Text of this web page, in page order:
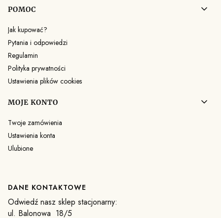
POMOC
Jak kupować?
Pytania i odpowiedzi
Regulamin
Polityka prywatności
Ustawienia plików cookies
MOJE KONTO
Twoje zamówienia
Ustawienia konta
Ulubione
DANE KONTAKTOWE
Odwiedź nasz sklep stacjonarny:
ul. Balonowa 18/5